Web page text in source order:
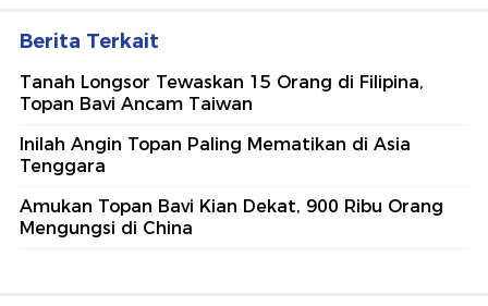
Berita Terkait
Tanah Longsor Tewaskan 15 Orang di Filipina,
Topan Bavi Ancam Taiwan
Inilah Angin Topan Paling Mematikan di Asia
Tenggara
Amukan Topan Bavi Kian Dekat, 900 Ribu Orang
Mengungsi di China